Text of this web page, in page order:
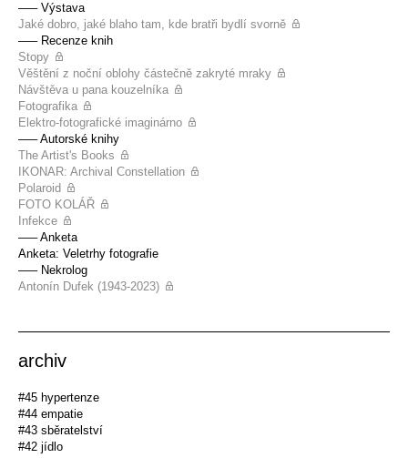
––– Výstava
Jaké dobro, jaké blaho tam, kde bratři bydlí svorně
––– Recenze knih
Stopy
Věštění z noční oblohy částečně zakryté mraky
Návštěva u pana kouzelníka
Fotografika
Elektro-fotografické imaginárno
––– Autorské knihy
The Artist's Books
IKONAR: Archival Constellation
Polaroid
FOTO KOLÁŘ
Infekce
––– Anketa
Anketa: Veletrhy fotografie
––– Nekrolog
Antonín Dufek (1943-2023)
archiv
#45 hypertenze
#44 empatie
#43 sběratelství
#42 jídlo